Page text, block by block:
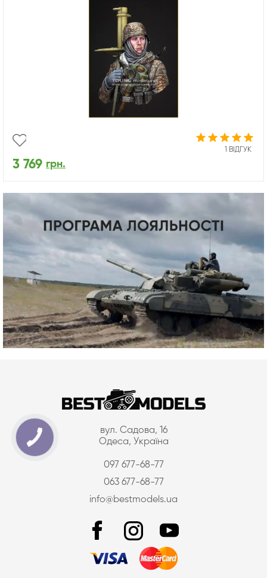
1 ВІДГУК
3 769 грн.
вул. Садова, 16
Одеса, Україна
097 677-68-77
063 677-68-77
info@bestmodels.ua